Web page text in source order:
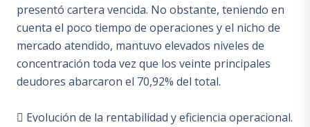
presentó cartera vencida. No obstante, teniendo en
cuenta el poco tiempo de operaciones y el nicho de
mercado atendido, mantuvo elevados niveles de
concentración toda vez que los veinte principales
deudores abarcaron el 70,92% del total.
 Evolución de la rentabilidad y eficiencia operacional.